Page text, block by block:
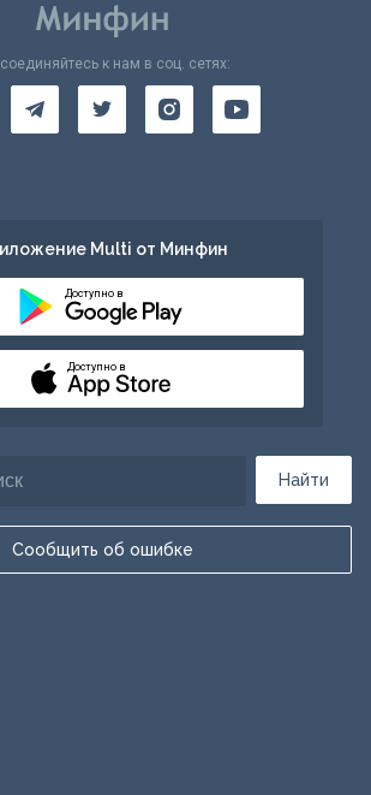
Найти
Сообщить об ошибке
к нам в соц. сетях:
Multi от Минфин
Доступно в
Доступно в